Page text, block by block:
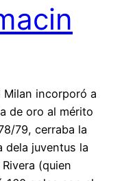
Milan incorporó a
de oro al mérito
79, cerraba la
dela juventus la
(quien